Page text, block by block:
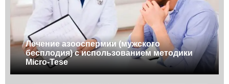
Лечение азооспермии (мужского
бесплодия) с использованием методики
Micro-Tese